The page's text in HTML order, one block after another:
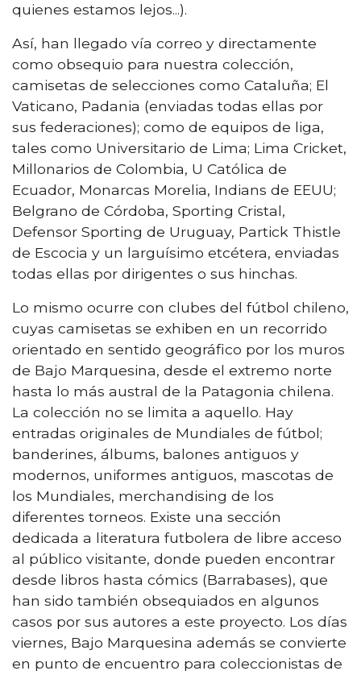
quienes estamos lejos...).
Así, han llegado vía correo y directamente
como obsequio para nuestra colección,
camisetas de selecciones como Cataluña; El
Vaticano, Padania (enviadas todas ellas por
sus federaciones); como de equipos de liga,
tales como Universitario de Lima; Lima Cricket,
Millonarios de Colombia, U Católica de
Ecuador, Monarcas Morelia, Indians de EEUU;
Belgrano de Córdoba, Sporting Cristal,
Defensor Sporting de Uruguay, Partick Thistle
de Escocia y un larguísimo etcétera, enviadas
todas ellas por dirigentes o sus hinchas.
Lo mismo ocurre con clubes del fútbol chileno,
cuyas camisetas se exhiben en un recorrido
orientado en sentido geográfico por los muros
de Bajo Marquesina, desde el extremo norte
hasta lo más austral de la Patagonia chilena.
La colección no se limita a aquello. Hay
entradas originales de Mundiales de fútbol;
banderines, álbums, balones antiguos y
modernos, uniformes antiguos, mascotas de
los Mundiales, merchandising de los
diferentes torneos. Existe una sección
dedicada a literatura futbolera de libre acceso
al público visitante, donde pueden encontrar
desde libros hasta cómics (Barrabases), que
han sido también obsequiados en algunos
casos por sus autores a este proyecto. Los días
viernes, Bajo Marquesina además se convierte
en punto de encuentro para coleccionistas de